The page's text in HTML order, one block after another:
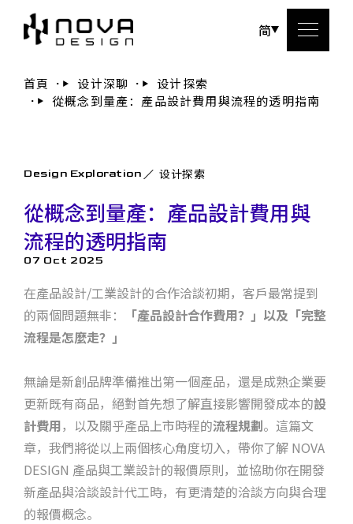
简
首頁 设计深聊
设计探索
從概念到量產：產品設計費用與流程的透明指南
Design Exploration 设计探索
從概念到量產：產品設計費用與
流程的透明指南
07 Oct 2025
在產品設計/工業設計的合作洽談初期，客戶最常提到
的兩個問題無非：
「產品設計合作費用？」以及「完整
流程是怎麼走？」
無論是新創品牌準備推出第一個產品，還是成熟企業要
更新既有商品，絕對首先想了解直接影響開發成本的設
計費用，以及關乎產品上市時程的流程規劃。這篇文
章，我們將從以上兩個核心角度切入，帶你了解 NOVA
DESIGN 產品與工業設計的報價原則，並協助你在開發
新產品與洽談設計代工時，有更清楚的洽談方向與合理
的報價概念。